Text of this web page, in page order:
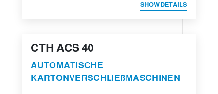
SHOW DETAILS
CTH ACS 40
AUTOMATISCHE
KARTONVERSCHLIEßMASCHINEN